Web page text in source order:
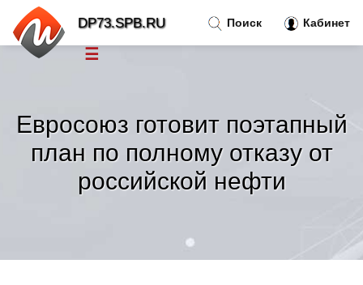
Евросоюз готовит поэтапный
план по полному отказу от
российской нефти
Поиск Кабинет
DP73.SPB.RU
☰
Тренды новостей »
Рубрики»